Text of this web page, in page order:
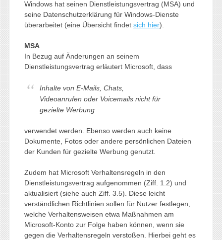
Windows hat seinen Dienstleistungsvertrag (MSA) und
seine Datenschutzerklärung für Windows-Dienste
überarbeitet (eine Übersicht findet sich hier).
MSA
In Bezug auf Änderungen an seinem
Dienstleistungsvertrag erläutert Microsoft, dass
Inhalte von E-Mails, Chats,
Videoanrufen oder Voicemails nicht für
gezielte Werbung
verwendet werden. Ebenso werden auch keine
Dokumente, Fotos oder andere persönlichen Dateien
der Kunden für gezielte Werbung genutzt.
Zudem hat Microsoft Verhaltensregeln in den
Dienstleistungsvertrag aufgenommen (Ziff. 1.2) und
aktualisiert (siehe auch Ziff. 3.5). Diese leicht
verständlichen Richtlinien sollen für Nutzer festlegen,
welche Verhaltensweisen etwa Maßnahmen am
Microsoft-Konto zur Folge haben können, wenn sie
gegen die Verhaltensregeln verstoßen. Hierbei geht es